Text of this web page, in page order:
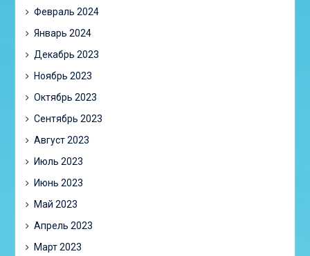
Февраль 2024
Январь 2024
Декабрь 2023
Ноябрь 2023
Октябрь 2023
Сентябрь 2023
Август 2023
Июль 2023
Июнь 2023
Май 2023
Апрель 2023
Март 2023